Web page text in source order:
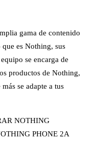
gama de contenido
es Nothing, sus
se encarga de
productos de Nothing,
se adapte a tus